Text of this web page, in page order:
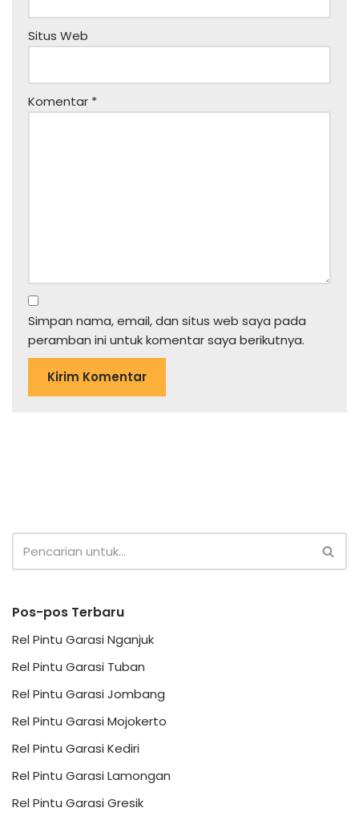
Situs Web
Komentar *
Simpan nama, email, dan situs web saya pada
peramban ini untuk komentar saya berikutnya.
Pos-pos Terbaru
Rel Pintu Garasi Nganjuk
Rel Pintu Garasi Tuban
Rel Pintu Garasi Jombang
Rel Pintu Garasi Mojokerto
Rel Pintu Garasi Kediri
Rel Pintu Garasi Lamongan
Rel Pintu Garasi Gresik